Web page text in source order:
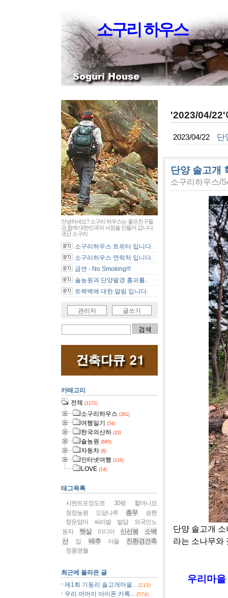
소구리 하우스
'2023/04/22'
2023/04/22 단
단양 솔고개
소구리하우스/
단양 솔고개
라는 소나무와
우리마
안녕하세요? 소구리 하우스는 좋은친구들
과 함께 대한민국의 서정을 만들어 갑니다.
소구리
소구리하우스 트위터 입니다.
소구리하우스 연락처 입니다.
금연 - No Smoking!!!
솔농원과 단양팔경 홈피를..
트랙백에 대한 알림 입니다.
관리자 글쓰기
카테고리
전체 (1171)
소구리하우스 (261)
여행일기 (54)
한국의산하 (23)
솔농원 (695)
자동차 (8)
인터넷여행 (116)
LOVE (14)
태그목록
시멘트포장도로 30평
할머니묘
청정농원
도담나루 총무
송현
청운엄마
싸리발 밭담
외국인노
동자
햇살 미디어 신선봉
소백
산
집 배추 아들 친환경건축
청풍명월
최근에 올라온 글
제1회 기동리 솔고개마을...
(113)
우리 어머이 아이폰 카톡... (574)